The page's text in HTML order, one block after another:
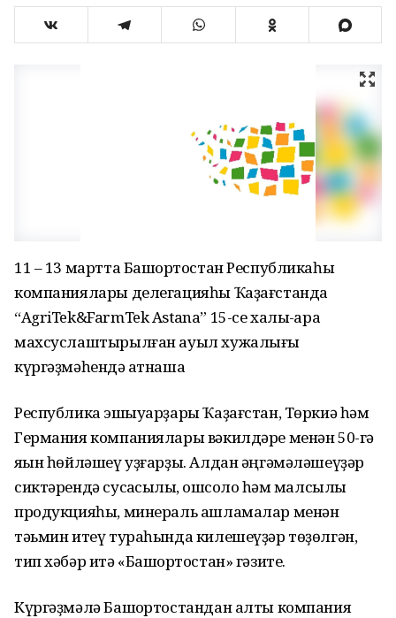
11 – 13 мартта Башҡортостан Республикаһы
компаниялары делегацияһы Ҡаҙағстанда
“AgriTek&FarmTek Astana” 15-се халыҡ-ара
махсуслаштырылған ауыл хужалығы
күргәҙмәһендә ҡатнаша
Республика эшҡыуарҙары Ҡаҙағстан, Төркиә һәм
Германия компаниялары вәкилдәре менән 50-гә
яҡын һөйләшеү уҙғарҙы. Алдан әңгәмәләшеүҙәр
сиктәрендә сусҡасылыҡ, ҡошсолоҡ һәм малсылыҡ
продукцияһы, минераль ашламалар менән
тәьмин итеү тураһында килешеүҙәр төҙөлгән,
тип хәбәр итә «Башҡортостан» гәзите.
Күргәҙмәлә Башҡортостандан алты компания